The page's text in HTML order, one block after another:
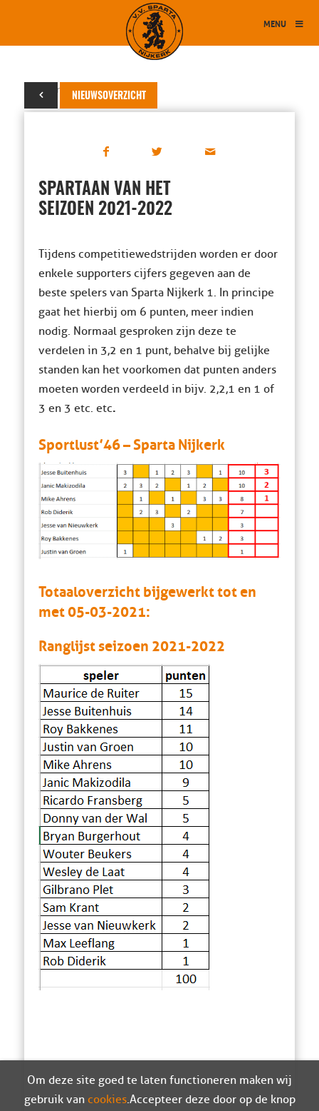
MENU
NIEUWSOVERZICHT
05 maart 2022
SPARTAAN VAN HET
SEIZOEN 2021-2022
Tijdens competitiewedstrijden worden er door
enkele supporters cijfers gegeven aan de
beste spelers van Sparta Nijkerk 1. In principe
gaat het hierbij om 6 punten, meer indien
nodig. Normaal gesproken zijn deze te
verdelen in 3,2 en 1 punt, behalve bij gelijke
standen kan het voorkomen dat punten anders
moeten worden verdeeld in bijv. 2,2,1 en 1 of
3 en 3 etc. etc.
Sportlust’46 – Sparta Nijkerk
Totaaloverzicht bijgewerkt tot en
met 05-03-2021:
Ranglijst seizoen 2021-2022
Om deze site goed te laten functioneren maken wij
gebruik van cookies. Accepteer deze door op de knop